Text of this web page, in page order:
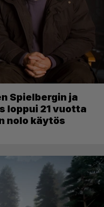
Spielbergin ja
loppui 21 vuotta
nolo käytös